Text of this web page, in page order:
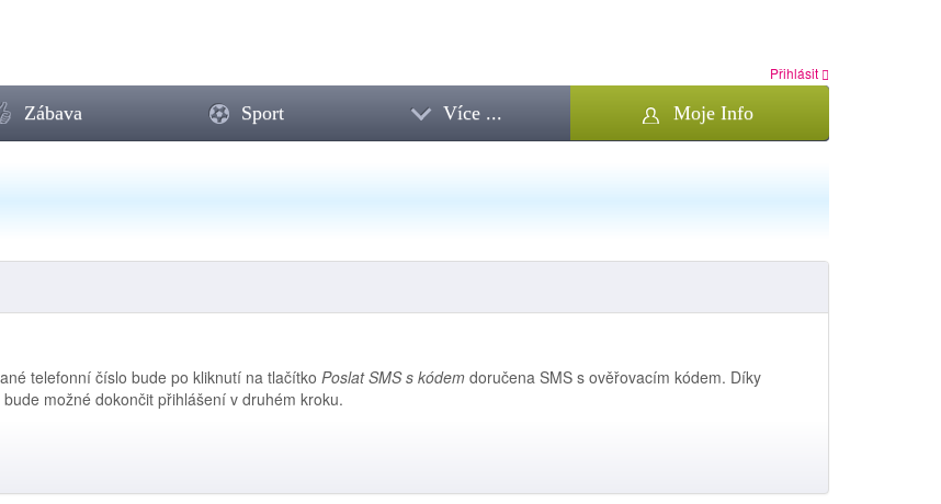
Přihlásit
Zábava Sport Více ... Moje Info
telefonní číslo bude po kliknutí na tlačítko Poslat SMS s kódem doručena SMS s ověřovacím kódem. Díky
možné dokončit přihlášení v druhém kroku.